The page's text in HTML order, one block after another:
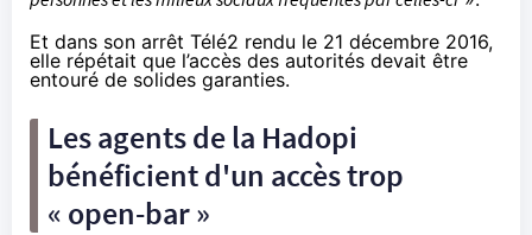
Et dans son arrêt Télé2 rendu le 21 décembre 2016,
elle répétait que l’accès des autorités devait être
entouré de solides garanties.
Les agents de la Hadopi
bénéficient d'un accès trop
« open-bar »